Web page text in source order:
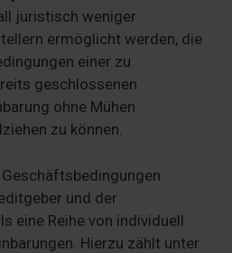
Ihrer Nutzung der Dienste
Einwilligung zu unseren
Webseite weiterhin nutzen.
juristisch weniger
ermöglicht werden, die
einer zu
geschlossenen
ohne Mühen
zu können.
und der
eine Reihe von individuell
Hierzu zählt unter